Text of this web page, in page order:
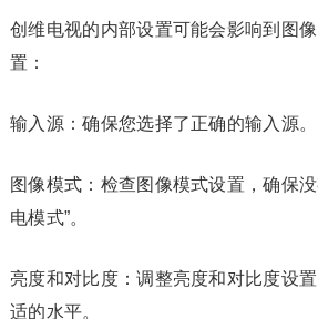
创维电视的内部设置可能会影响到图
置：
输入源：确保您选择了正确的输入源。
图像模式：检查图像模式设置，确保没
电模式”。
亮度和对比度：调整亮度和对比度设
适的水平。